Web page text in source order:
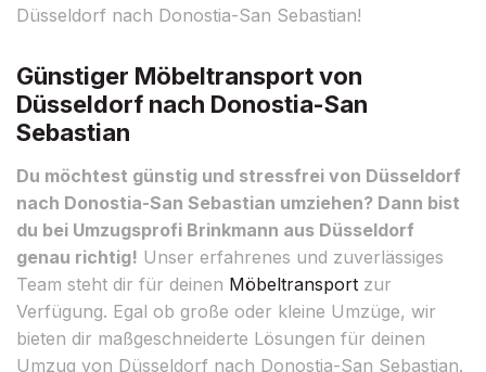
Düsseldorf nach Donostia-San Sebastian!
Günstiger Möbeltransport von
Düsseldorf nach Donostia-San
Sebastian
Du möchtest günstig und stressfrei von Düsseldorf
nach Donostia-San Sebastian umziehen? Dann bist
du bei Umzugsprofi Brinkmann aus Düsseldorf
genau richtig! Unser erfahrenes und zuverlässiges
Team steht dir für deinen Möbeltransport zur
Verfügung. Egal ob große oder kleine Umzüge, wir
bieten dir maßgeschneiderte Lösungen für deinen
Umzug von Düsseldorf nach Donostia-San Sebastian.